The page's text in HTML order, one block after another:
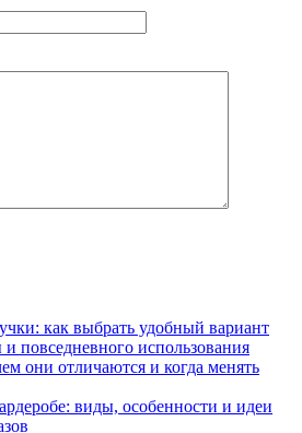
как выбрать удобный вариант
повседневного использования
они отличаются и когда менять
виды, особенности и идеи